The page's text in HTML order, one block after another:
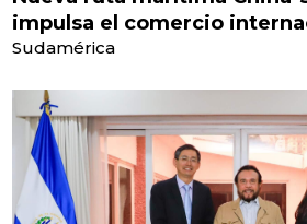
impulsa el comercio
Sudamérica